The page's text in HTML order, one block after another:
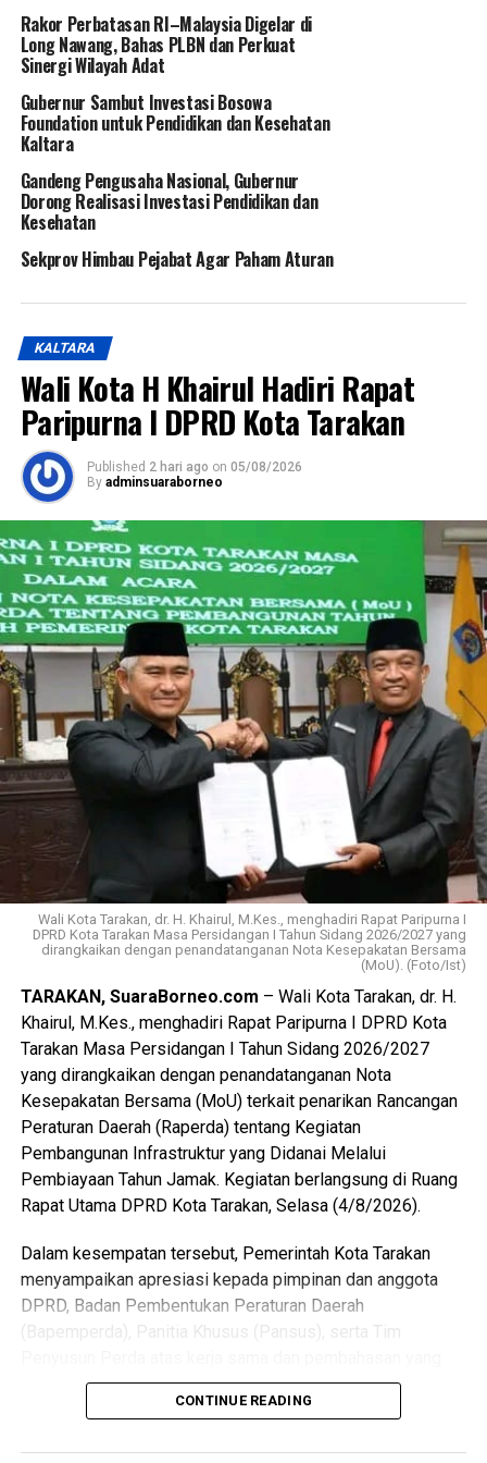
Rakor Perbatasan RI–Malaysia Digelar di
Long Nawang, Bahas PLBN dan Perkuat
Sinergi Wilayah Adat
Gubernur Sambut Investasi Bosowa
Foundation untuk Pendidikan dan Kesehatan
Kaltara
Gandeng Pengusaha Nasional, Gubernur
Dorong Realisasi Investasi Pendidikan dan
Kesehatan
Sekprov Himbau Pejabat Agar Paham Aturan
KALTARA
Wali Kota H Khairul Hadiri Rapat
Paripurna I DPRD Kota Tarakan
Published 2 hari ago on 05/08/2026
By adminsuaraborneo
Wali Kota Tarakan, dr. H. Khairul, M.Kes., menghadiri Rapat Paripurna I
DPRD Kota Tarakan Masa Persidangan I Tahun Sidang 2026/2027 yang
dirangkaikan dengan penandatanganan Nota Kesepakatan Bersama
(MoU). (Foto/Ist)
TARAKAN, SuaraBorneo.com – Wali Kota Tarakan, dr. H.
Khairul, M.Kes., menghadiri Rapat Paripurna I DPRD Kota
Tarakan Masa Persidangan I Tahun Sidang 2026/2027
yang dirangkaikan dengan penandatanganan Nota
Kesepakatan Bersama (MoU) terkait penarikan Rancangan
Peraturan Daerah (Raperda) tentang Kegiatan
Pembangunan Infrastruktur yang Didanai Melalui
Pembiayaan Tahun Jamak. Kegiatan berlangsung di Ruang
Rapat Utama DPRD Kota Tarakan, Selasa (4/8/2026).
Dalam kesempatan tersebut, Pemerintah Kota Tarakan
menyampaikan apresiasi kepada pimpinan dan anggota
DPRD, Badan Pembentukan Peraturan Daerah
(Bapemperda), Panitia Khusus (Pansus), serta Tim
telah dilakukan terhadap raperda tersebut.
raperda didasarkan pada hasil konsultasi dengan
CONTINUE READING